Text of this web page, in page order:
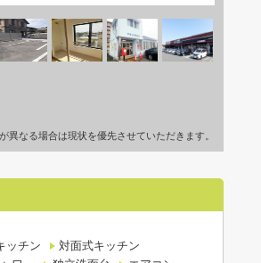
なる場合は現状を優先させていただきます。
ッチン
対面式キッチン